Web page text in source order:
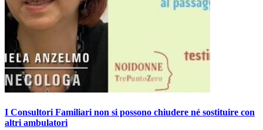
I Consultori Familiari non si possono chiudere né sostituire con
altri ambulatori